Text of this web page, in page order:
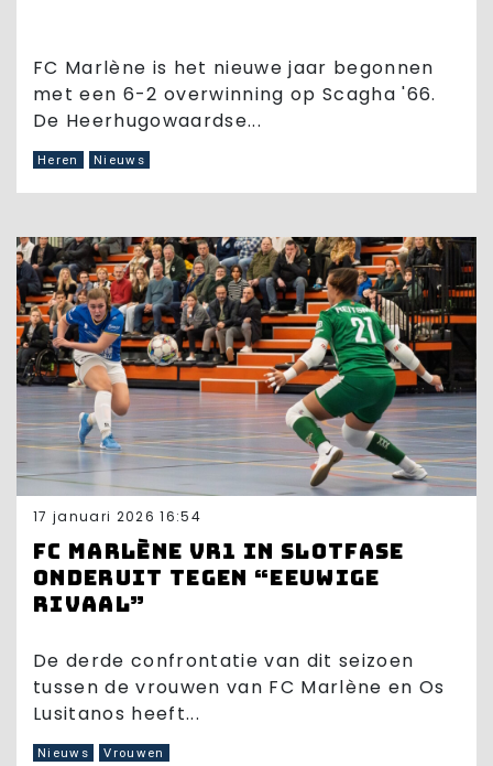
FC Marlène is het nieuwe jaar begonnen
met een 6-2 overwinning op Scagha '66.
De Heerhugowaardse...
Heren Nieuws
17 januari 2026 16:54
FC Marlène VR1 in slotfase
onderuit tegen “eeuwige
rivaal”
De derde confrontatie van dit seizoen
tussen de vrouwen van FC Marlène en Os
Lusitanos heeft...
Nieuws Vrouwen